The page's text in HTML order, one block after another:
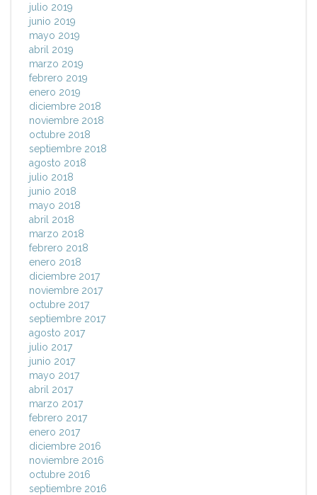
julio 2019
junio 2019
mayo 2019
abril 2019
marzo 2019
febrero 2019
enero 2019
diciembre 2018
noviembre 2018
octubre 2018
septiembre 2018
agosto 2018
julio 2018
junio 2018
mayo 2018
abril 2018
marzo 2018
febrero 2018
enero 2018
diciembre 2017
noviembre 2017
octubre 2017
septiembre 2017
agosto 2017
julio 2017
junio 2017
mayo 2017
abril 2017
marzo 2017
febrero 2017
enero 2017
diciembre 2016
noviembre 2016
octubre 2016
septiembre 2016